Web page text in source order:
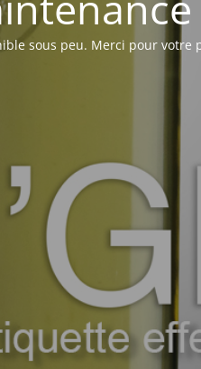
sous peu. Merci pour votre